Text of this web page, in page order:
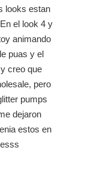
looks estan
el look 4 y
animando
puas y el
creo que
pero
pumps
dejaron
estos en